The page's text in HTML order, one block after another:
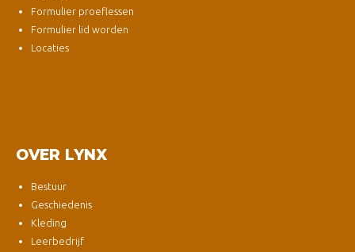
Formulier proeflessen
Formulier lid worden
Locaties
OVER LYNX
Bestuur
Geschiedenis
Kleding
Leerbedrijf